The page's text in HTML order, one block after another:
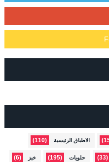
الاطباق الرئيسية (110)
(33) حلويات (195) خبز (6)